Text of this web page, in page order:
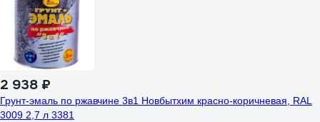
2 938 ₽
Грунт-эмаль по ржавчине 3в1 Новбытхим красно-коричневая, RAL
3009 2,7 л 3381